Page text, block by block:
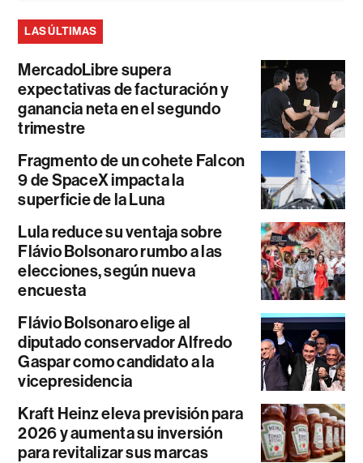
LAS ÚLTIMAS
MercadoLibre supera
expectativas de facturación y
ganancia neta en el segundo
trimestre
Fragmento de un cohete Falcon
9 de SpaceX impacta la
superficie de la Luna
Lula reduce su ventaja sobre
Flávio Bolsonaro rumbo a las
elecciones, según nueva
encuesta
Flávio Bolsonaro elige al
diputado conservador Alfredo
Gaspar como candidato a la
vicepresidencia
Kraft Heinz eleva previsión para
2026 y aumenta su inversión
para revitalizar sus marcas